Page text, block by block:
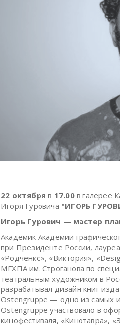
22 октября в 17.00в галерее
Игоря Гуровича "ИГОРЬ
Игорь Гурович — мастер
Академик Академии
при Президенте России,
«Родченко», «Виктория»,
МГХПА им. Строганова по
театральным художником в
разрабатывал дизайн книг
Ostengruppe — одно из самых
Ostengruppe участвовало в
кинофестиваля, «Кинотавра»,